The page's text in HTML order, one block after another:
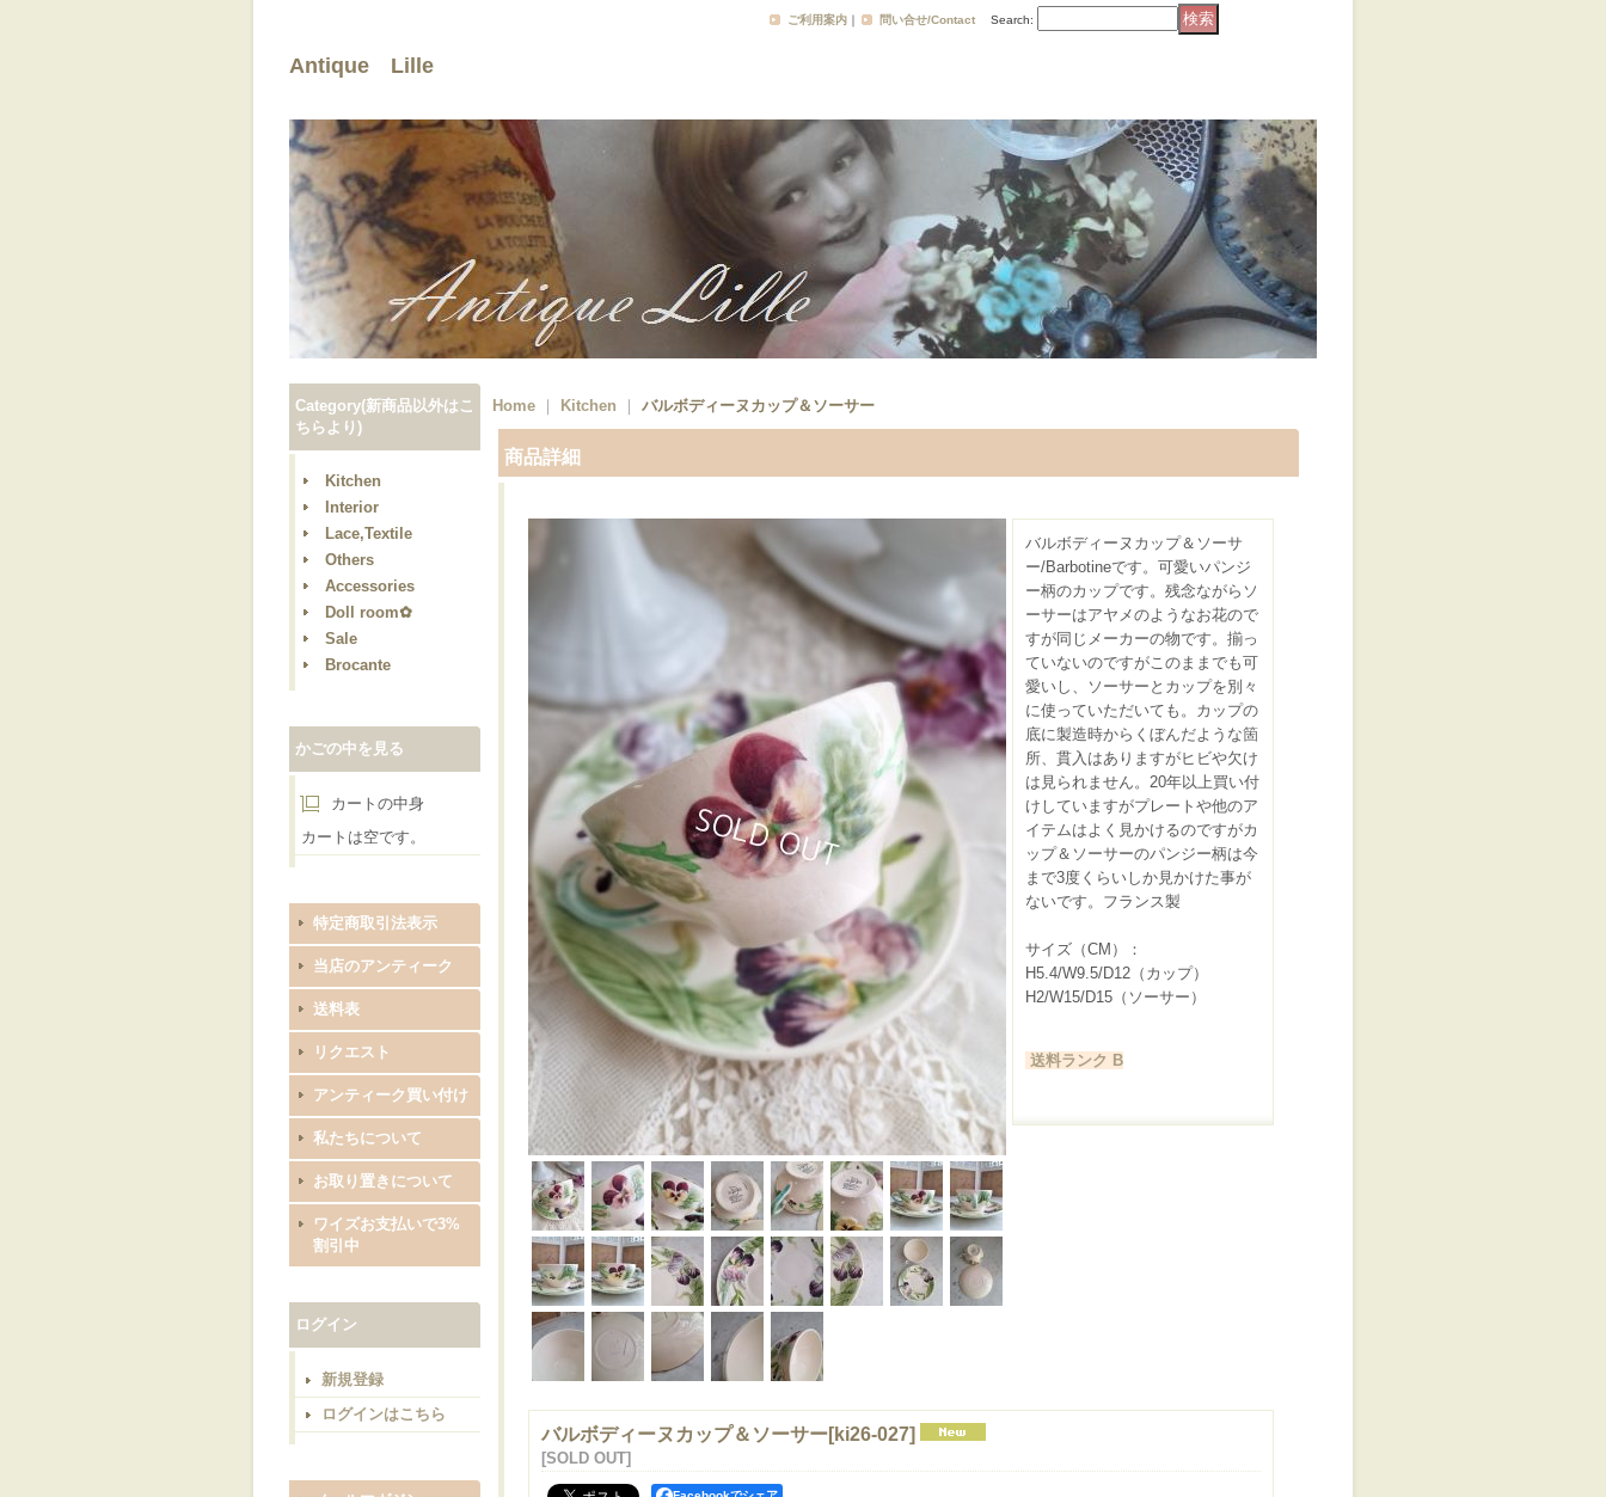
Antique Lille
ご利用案内 ｜ 問い合せ/Contact Search:
Category(新商品以外はこ
ちらより)
Kitchen
Interior
Lace,Textile
Others
Accessories
Doll room✿
Sale
Brocante
かごの中を見る
カートの中身
カートは空です。
特定商取引法表示
当店のアンティーク
送料表
リクエスト
アンティーク買い付け
私たちについて
お取り置きについて
ワイズお支払いで3%
割引中
ログイン
新規登録
ログインはこちら
Home Kitchen バルボディーヌカップ＆ソーサー
商品詳細
バルボディーヌカップ＆ソーサ
ー/Barbotineです。可愛いパンジ
ー柄のカップです。残念ながらソ
ーサーはアヤメのようなお花ので
すが同じメーカーの物です。揃っ
ていないのですがこのままでも可
愛いし、ソーサーとカップを別々
に使っていただいても。カップの
底に製造時からくぼんだような箇
所、貫入はありますがヒビや欠け
は見られません。20年以上買い付
けしていますがプレートや他のア
イテムはよく見かけるのですがカ
ップ＆ソーサーのパンジー柄は今
まで3度くらいしか見かけた事が
ないです。フランス製
サイズ（CM）：
H5.4/W9.5/D12（カップ）
H2/W15/D15（ソーサー）
送料ランク B
バルボディーヌカップ＆ソーサー[ki26-027]
[SOLD OUT]